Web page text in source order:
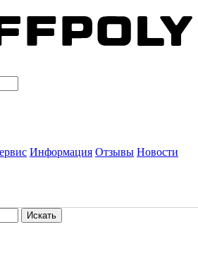
Информация Отзывы Новости
Искать